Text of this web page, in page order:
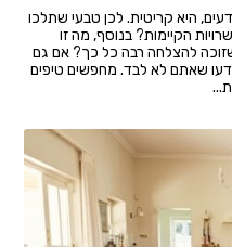
היא קריטית. לכן טבעי שתלכו
הקיימות? בנוסף, מה זו
שזוכה להצלחה רבה כל כך? אם גם
שאתם לא לבד. מחפשים טיפים